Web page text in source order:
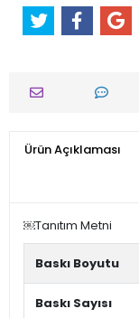
Ürün Açıklaması
￼Tanıtım Metni
Baskı Boyutu
Baskı Sayısı